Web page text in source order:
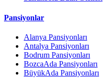
Pansiyonlar
Alanya Pansiyonları
Antalya Pansiyonları
Bodrum Pansiyonları
BozcaAda Pansiyonları
BüyükAda Pansiyonları